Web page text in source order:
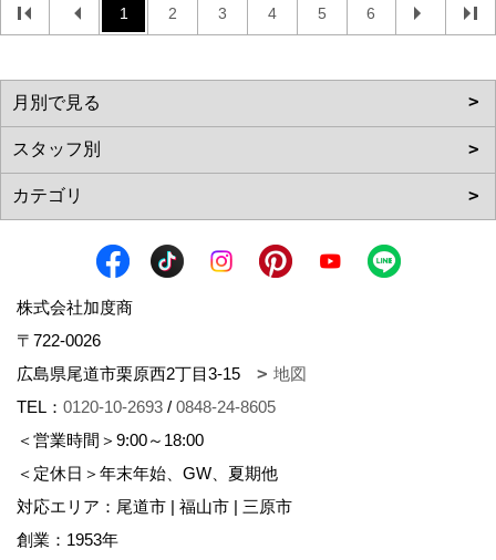
1 2 3 4 5 6
株式会社加度商
〒722-0026
広島県尾道市栗原西2丁目3-15
地図
TEL： 0120-10-2693 / 0848-24-8605
＜営業時間＞9:00～18:00
＜定休日＞年末年始、GW、夏期他
対応エリア：尾道市 | 福山市 | 三原市
創業：1953年